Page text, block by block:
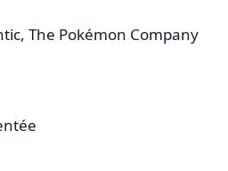
The Pokémon Company